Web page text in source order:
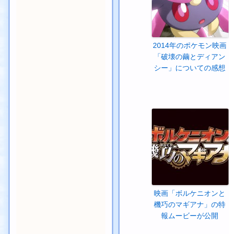
2014年のポケモン映画
「破壊の繭とディアン
シー」についての感想
映画「ボルケニオンと
機巧のマギアナ」の特
報ムービーが公開